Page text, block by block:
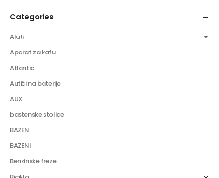
Categories
Alati
Aparat za kafu
Atlantic
Autići na baterije
AUX
bastenske stolice
BAZEN
BAZENI
Benzinske freze